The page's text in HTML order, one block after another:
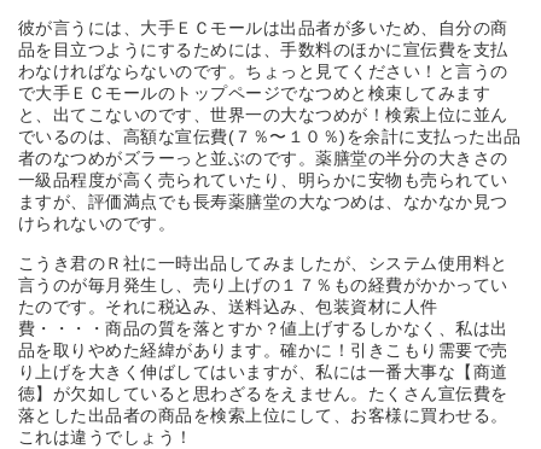
彼が言うには、大手ＥＣモールは出品者が多いため、自分の商
品を目立つようにするためには、手数料のほかに宣伝費を支払
わなければならないのです。ちょっと見てください！と言うの
で大手ＥＣモールのトップページでなつめと検束してみます
と、出てこないのです、世界一の大なつめが！検索上位に並ん
でいるのは、高額な宣伝費(７％〜１０％)を余計に支払った出品
者のなつめがズラーっと並ぶのです。薬膳堂の半分の大きさの
一級品程度が高く売られていたり、明らかに安物も売られてい
ますが、評価満点でも長寿薬膳堂の大なつめは、なかなか見つ
けられないのです。
こうき君のＲ社に一時出品してみましたが、システム使用料と
言うのが毎月発生し、売り上げの１７％もの経費がかかってい
たのです。それに税込み、送料込み、包装資材に人件
費・・・・商品の質を落とすか？値上げするしかなく、私は出
品を取りやめた経緯があります。確かに！引きこもり需要で売
り上げを大きく伸ばしてはいますが、私には一番大事な【商道
徳】が欠如していると思わざるをえません。たくさん宣伝費を
落とした出品者の商品を検索上位にして、お客様に買わせる。
これは違うでしょう！